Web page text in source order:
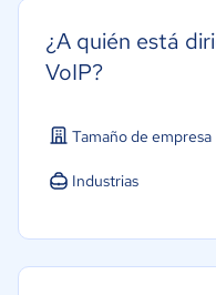
¿A quién está
VoIP?
Tamaño de empresa
Industrias